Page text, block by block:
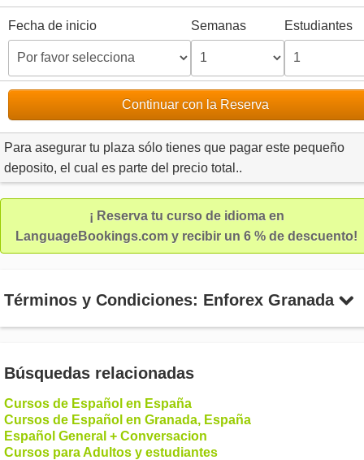
Fecha de inicio Semanas Estudiantes
Continuar con la Reserva
Para asegurar tu plaza sólo tienes que pagar este pequeño
deposito, el cual es parte del precio total..
¡ Reserva tu curso de idioma en
LanguageBookings.com y recibir un 6 % de descuento!
Términos y Condiciones: Enforex Granada
Búsquedas relacionadas
Cursos de Español en España
Cursos de Español en Granada, España
Español General + Conversacion
Cursos para Adultos y estudiantes